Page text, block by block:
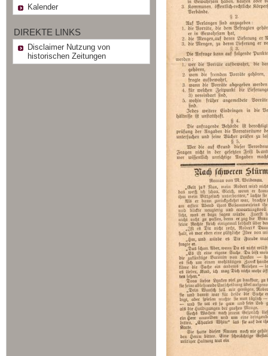
Kalender
DIREKTE LINKS
Disclaimer Nutzung von
historischen Zeitungen